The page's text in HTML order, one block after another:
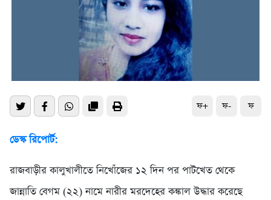
ফ+ ফ- ফ
ডেস্ক রিপোর্ট:
রাজবাড়ীর কালুখালীতে নিখোঁজের ১২ দিন পর পাটখেত থেকে
জান্নাতি বেগম (২২) নামে নারীর মরদেহের কঙ্কাল উদ্ধার করেছে